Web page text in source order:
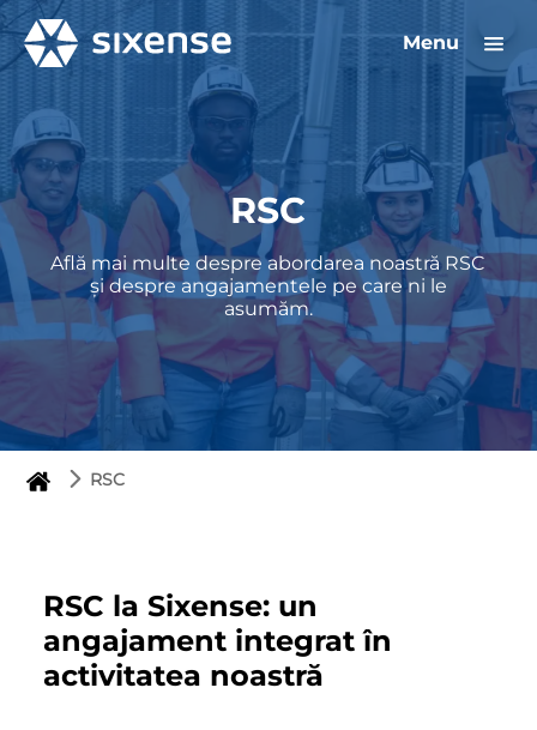
Menu
RSC
Află mai multe despre abordarea noastră RSC
și despre angajamentele pe care ni le
asumăm.
RSC
RSC la Sixense: un
angajament integrat în
activitatea noastră